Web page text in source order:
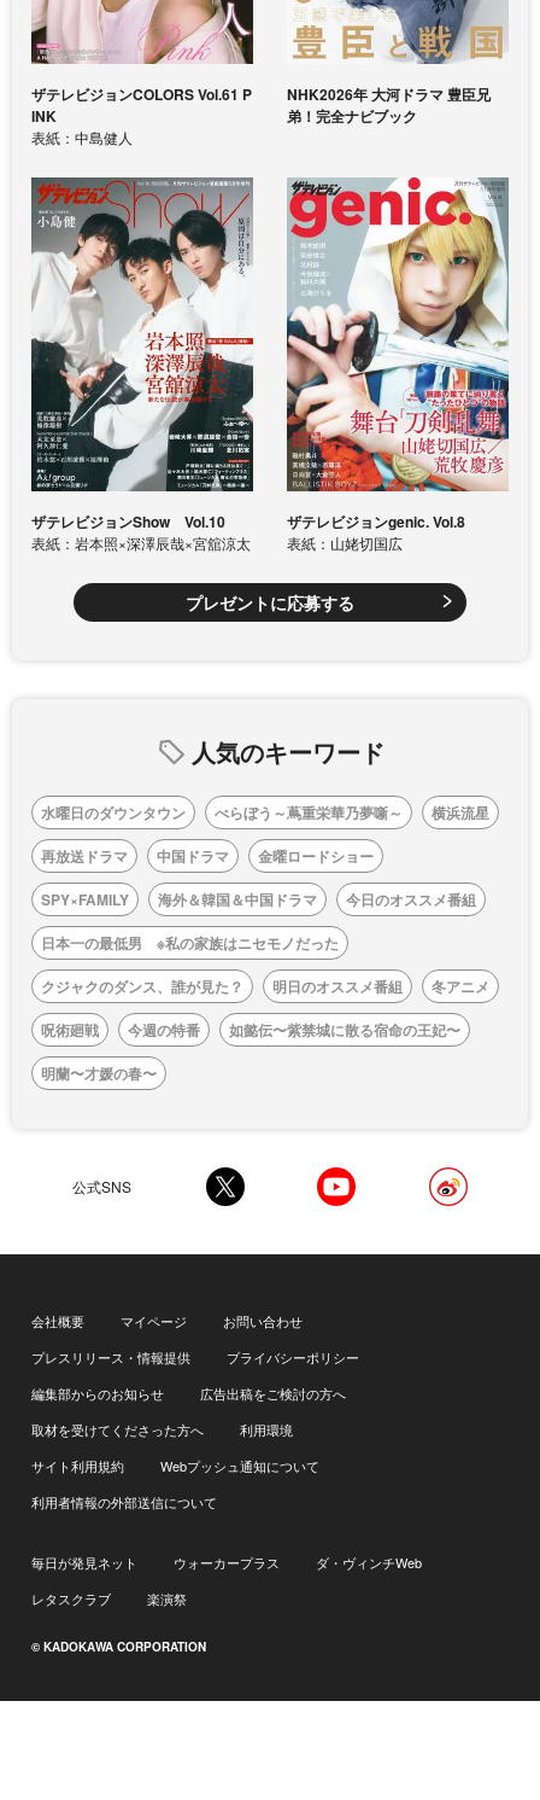
ザテレビジョンCOLORS Vol.61 P
INK
表紙：中島健人
NHK2026年 大河ドラマ 豊臣兄
弟！完全ナビブック
ザテレビジョンShow Vol.10
表紙：岩本照×深澤辰哉×宮舘涼太
ザテレビジョンgenic. Vol.8
表紙：山姥切国広
プレゼントに応募する
人気のキーワード
水曜日のダウンタウン べらぼう～蔦重栄華乃夢噺～
横浜流星
再放送ドラマ
中国ドラマ
金曜ロードショー
SPY×FAMILY
海外＆韓国＆中国ドラマ
今日のオススメ番組
日本一の最低男 ※私の家族はニセモノだった
クジャクのダンス、誰が見た？
明日のオススメ番組
冬アニメ
呪術廻戦
今週の特番
如懿伝〜紫禁城に散る宿命の王妃〜
明蘭〜才媛の春〜
公式SNS
会社概要 マイページ
お問い合わせ
プレスリリース・情報提供
プライバシーポリシー
編集部からのお知らせ
広告出稿をご検討の方へ
取材を受けてくださった方へ
利用環境
サイト利用規約
Webプッシュ通知について
利用者情報の外部送信について
毎日が発見ネット ウォーカープラス
ダ・ヴィンチWeb
レタスクラブ
楽演祭
© KADOKAWA CORPORATION